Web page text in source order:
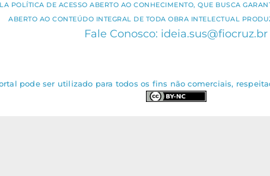
POLÍTICA DE ACESSO ABERTO AO CONHECIMENTO, QUE BUSCA
ABERTO AO CONTEÚDO INTEGRAL DE TODA OBRA INTELECTUAL
Fale Conosco: ideia.sus@fiocruz.br
pode ser utilizado para todos os fins não comerciais,